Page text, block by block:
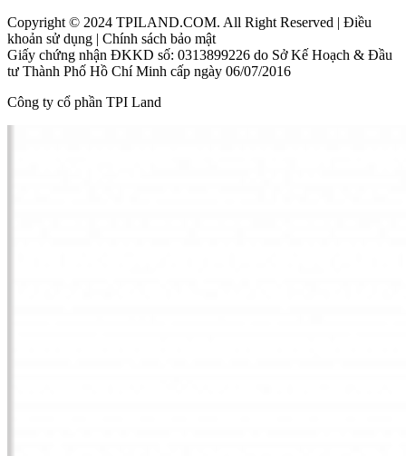
Copyright © 2024 TPILAND.COM. All Right Reserved | Điều
khoản sử dụng | Chính sách bảo mật
Giấy chứng nhận ĐKKD số: 0313899226 do Sở Kế Hoạch & Đầu
tư Thành Phố Hồ Chí Minh cấp ngày 06/07/2016
Công ty cổ phần TPI Land